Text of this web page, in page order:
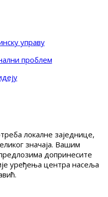
управу
проблем
локалне заједнице,
значаја. Вашим
допринесите
уређења центра насеља